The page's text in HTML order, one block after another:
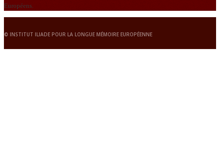
Européens.
© INSTITUT ILIADE POUR LA LONGUE MÉMOIRE EUROPÉENNE